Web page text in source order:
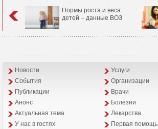
Нормы роста и веса
детей – данные ВОЗ
Новости Услуги
События
Организации
Публикации
Врачи
Анонс
Болезни
Aктуальная тема
Лекарства
У нас в гостях
Первая помощь